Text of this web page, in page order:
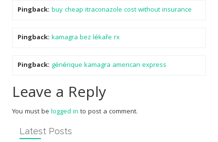
Pingback: buy cheap itraconazole cost without insurance
Pingback: kamagra bez lékaře rx
Pingback: générique kamagra american express
Leave a Reply
You must be logged in to post a comment.
Latest Posts